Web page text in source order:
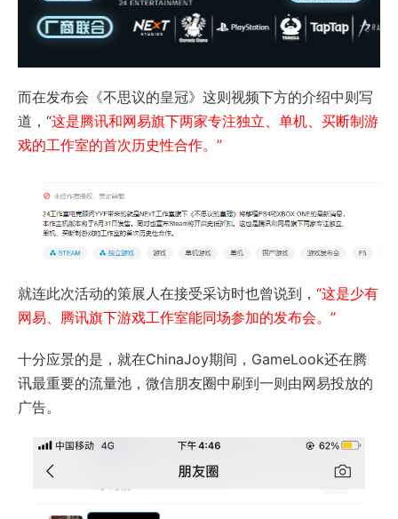
而在发布会《不思议的皇冠》这则视频下方的介绍中则写
道，“这是腾讯和网易旗下两家专注独立、单机、买断制游
戏的工作室的首次历史性合作。”
就连此次活动的策展人在接受采访时也曾说到， “这是少有
网易、腾讯旗下游戏工作室能同场参加的发布会。”
十分应景的是，就在ChinaJoy期间，GameLook还在腾
讯最重要的流量池，微信朋友圈中刷到一则由网易投放的
广告。